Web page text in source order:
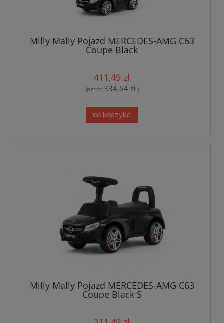
Milly Mally Pojazd MERCEDES-AMG C63
Coupe Black
411,49 zł
(netto: 334,54 zł)
do koszyka
Milly Mally Pojazd MERCEDES-AMG C63
Coupe Black S